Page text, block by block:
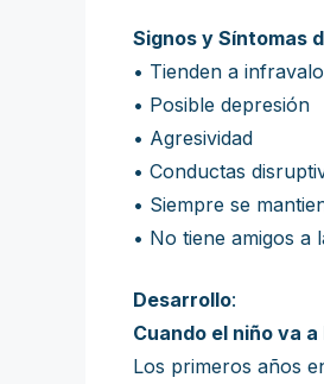
Signos y Síntomas
• Tienden a
• Posible depresión
• Agresividad
• Conductas
• Siempre se
• No tiene amigos
Desarrollo:
Cuando el niño va
Los primeros años